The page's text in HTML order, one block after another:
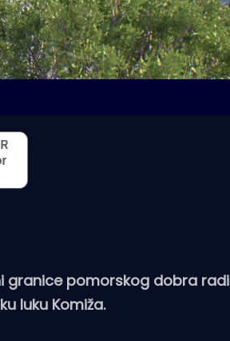
granice pomorskog dobra radi
luku Komiža.